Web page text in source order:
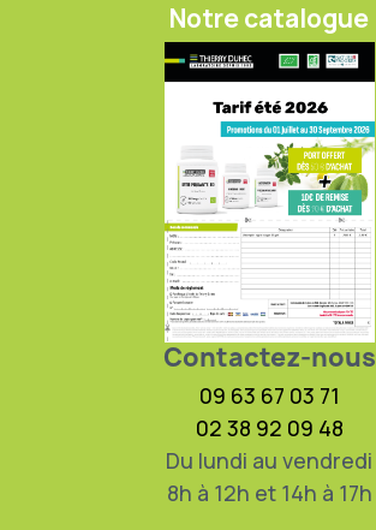
Notre catalogue
Contactez-nous
09 63 67 03 71
02 38 92 09 48
Du lundi au vendredi
8h à 12h et 14h à 17h